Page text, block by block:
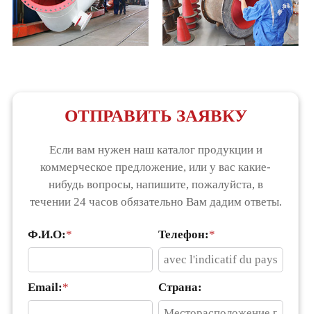
ОТПРАВИТЬ ЗАЯВКУ
Если вам нужен наш каталог продукции и
коммерческое предложение, или у вас какие-
нибудь вопросы, напишите, пожалуйста, в
течении 24 часов обязательно Вам дадим ответы.
Ф.И.О:* Телефон:*
Email:* Страна: